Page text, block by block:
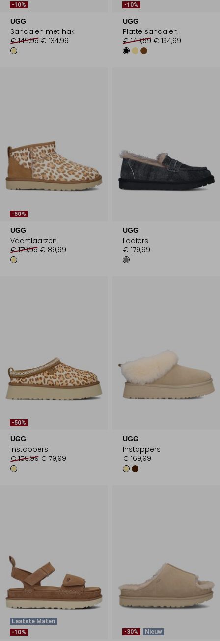
-10%
UGG
Sandalen met hak
€ 149,99 € 134,99
-10%
UGG
Platte sandalen
€ 149,99 € 134,99
-50%
UGG
Vachtlaarzen
€ 179,99 € 89,99
UGG
Loafers
€ 179,99
-50%
UGG
Instappers
€ 159,99 € 79,99
UGG
Instappers
€ 169,99
Laatste Maten
-10%
-30% Nieuw